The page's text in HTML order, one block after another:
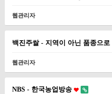
웹관리자
백진주쌀 - 지역이 아닌 품종으
웹관리자
NBS - 한국농업방송